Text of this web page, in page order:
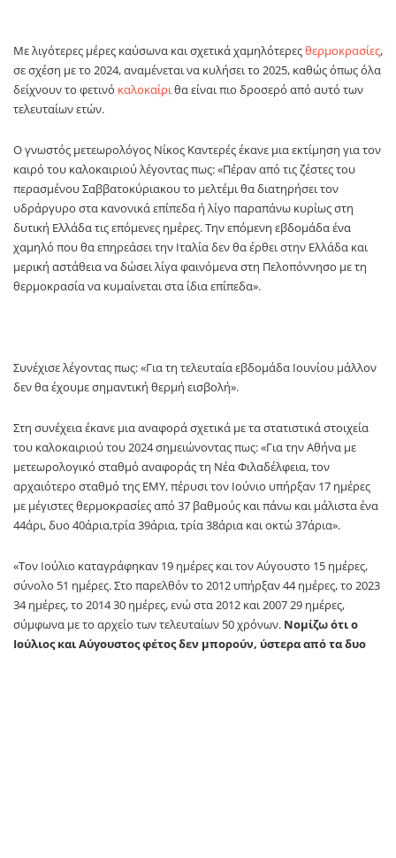
Με λιγότερες μέρες καύσωνα και σχετικά χαμηλότερεςθερμοκρασίες,
σε σχέση με το 2024, αναμένεται να κυλήσει το 2025, καθώς όπως όλα
δείχνουν το φετινό καλοκαίριθα είναι πιο δροσερό από αυτό των
τελευταίων ετών.
Ο γνωστός μετεωρολόγος Νίκος Καντερές έκανε μια εκτίμηση για τον
καιρό του καλοκαιριού λέγοντας πως: «Πέραν από τις ζέστες του
περασμένου Σαββατοκύριακου το μελτέμι θα διατηρήσει τον
υδράργυρο στα κανονικά επίπεδα ή λίγο παραπάνω κυρίως στη
δυτική Ελλάδα τις επόμενες ημέρες. Την επόμενη εβδομάδα ένα
χαμηλό που θα επηρεάσει την Ιταλία δεν θα έρθει στην Ελλάδα και
μερική αστάθεια να δώσει λίγα φαινόμενα στη Πελοπόννησο με τη
θερμοκρασία να κυμαίνεται στα ίδια επίπεδα».
Συνέχισε λέγοντας πως: «Για τη τελευταία εβδομάδα Ιουνίου μάλλον
δεν θα έχουμε σημαντική θερμή εισβολή».
Στη συνέχεια έκανε μια αναφορά σχετικά με τα στατιστικά στοιχεία
του καλοκαιριού του 2024 σημειώνοντας πως: «Για την Αθήνα με
μετεωρολογικό σταθμό αναφοράς τη Νέα Φιλαδέλφεια, τον
αρχαιότερο σταθμό της ΕΜΥ, πέρυσι τον Ιούνιο υπήρξαν 17 ημέρες
με μέγιστες θερμοκρασίες από 37 βαθμούς και πάνω και μάλιστα ένα
44άρι, δυο 40άρια,τρία 39άρια, τρία 38άρια και οκτώ 37άρια».
«Τον Ιούλιο καταγράφηκαν 19 ημέρες και τον Αύγουστο 15 ημέρες,
σύνολο 51 ημέρες. Στο παρελθόν το 2012 υπήρξαν 44 ημέρες, το 2023
34 ημέρες, το 2014 30 ημέρες, ενώ στα 2012 και 2007 29 ημέρες,
σύμφωνα με το αρχείο των τελευταίων 50 χρόνων. Νομίζω ότι ο
Ιούλιος και Αύγουστος φέτος δεν μπορούν, ύστερα από τα δυο